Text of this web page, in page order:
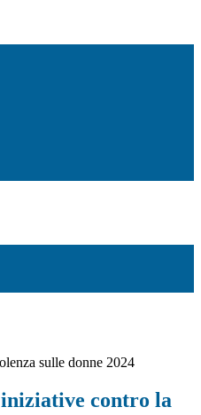
sulle donne 2024
contro la